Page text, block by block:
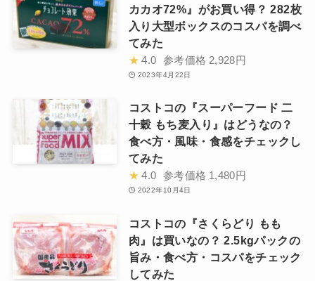
カカオ72%』がお買い得？ 282枚
入り大型ボックスのコスパを調べ
てみた
★ 4.0 参考価格 2,928円
2023年4月22日
コストコの『スーパーフード 二
十穀 もち麦入り』はどうなの？
食べ方・風味・食感をチェックし
てみた
★ 4.0 参考価格 1,480円
2022年10月4日
コストコの『さくらどり もも
肉』は買いなの？ 2.5kgパックの
旨み・食べ方・コスパをチェック
してみた